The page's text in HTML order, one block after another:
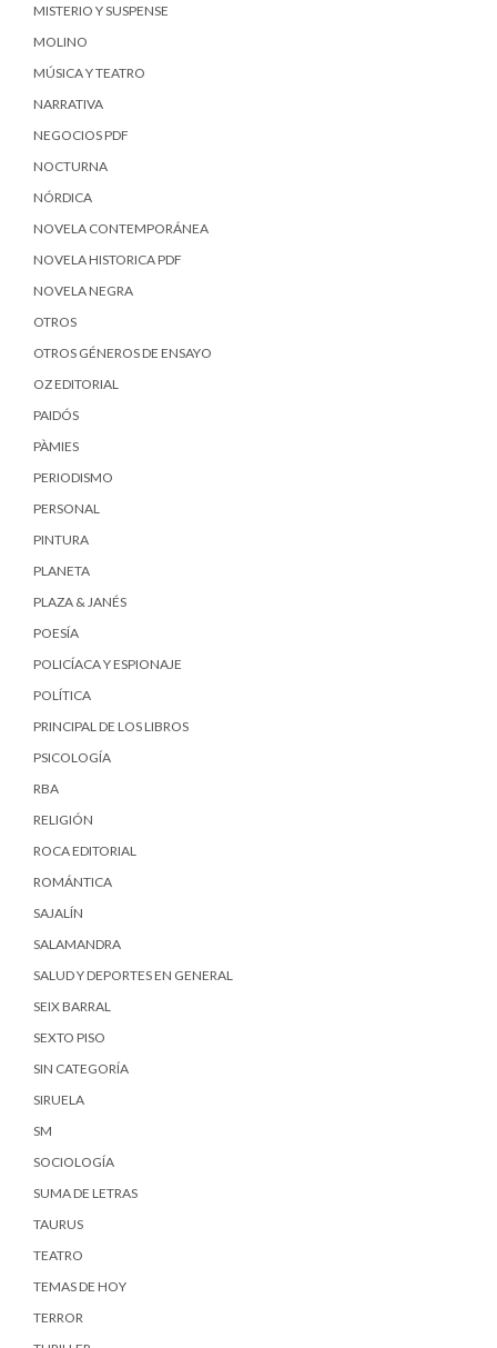
MISTERIO Y SUSPENSE
MOLINO
MÚSICA Y TEATRO
NARRATIVA
NEGOCIOS PDF
NOCTURNA
NÓRDICA
NOVELA CONTEMPORÁNEA
NOVELA HISTORICA PDF
NOVELA NEGRA
OTROS
OTROS GÉNEROS DE ENSAYO
OZ EDITORIAL
PAIDÓS
PÀMIES
PERIODISMO
PERSONAL
PINTURA
PLANETA
PLAZA & JANÉS
POESÍA
POLICÍACA Y ESPIONAJE
POLÍTICA
PRINCIPAL DE LOS LIBROS
PSICOLOGÍA
RBA
RELIGIÓN
ROCA EDITORIAL
ROMÁNTICA
SAJALÍN
SALAMANDRA
SALUD Y DEPORTES EN GENERAL
SEIX BARRAL
SEXTO PISO
SIN CATEGORÍA
SIRUELA
SM
SOCIOLOGÍA
SUMA DE LETRAS
TAURUS
TEATRO
TEMAS DE HOY
TERROR